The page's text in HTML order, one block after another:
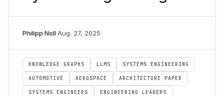
Philipp Noll·Aug. 27, 2025
KNOWLEDGE GRAPHS LLMS SYSTEMS ENGINEERING
AUTOMOTIVE AEROSPACE ARCHITECTURE PAPER
SYSTEMS ENGINEERS ENGINEERING LEADERS